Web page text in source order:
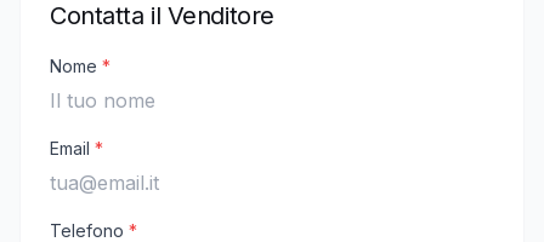
Contatta il Venditore
Nome *
Email *
Telefono *